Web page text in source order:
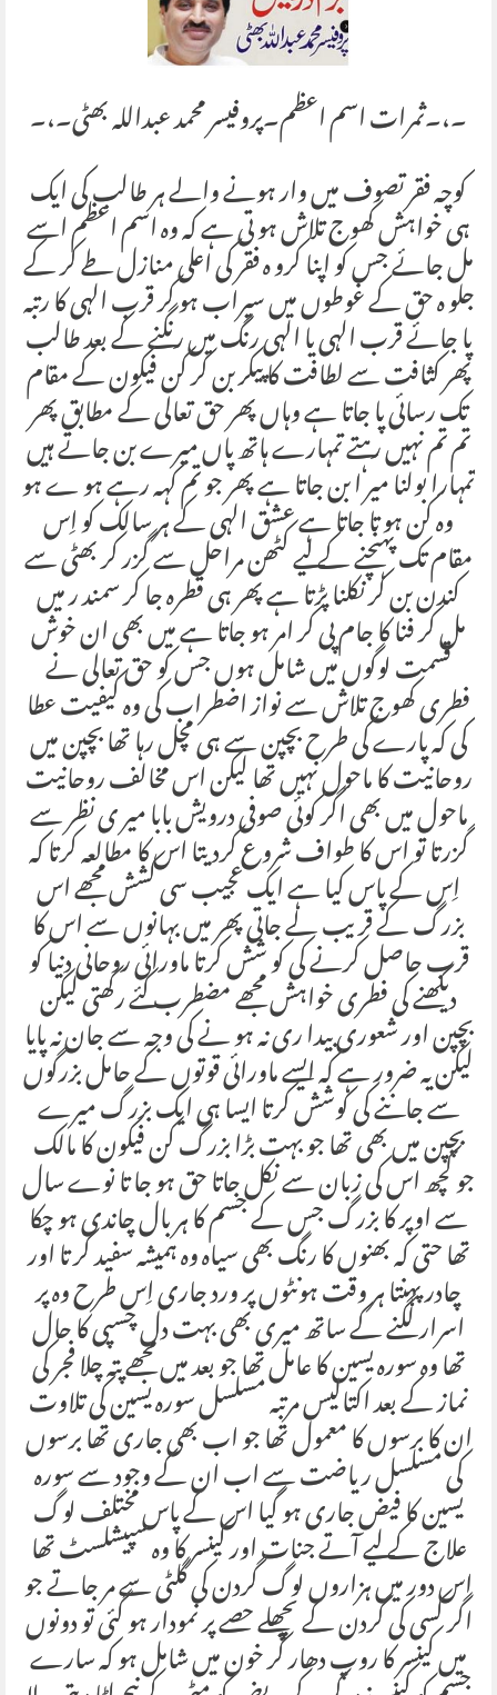
۔،۔ثمرات اسم اعظم۔پروفیسر محمد عبداللہ بھٹی۔،۔
کوچہ فقر تصوف میں وار ہونے والے ہر طالب کی ایک
ہی خواہش کھوج تلاش ہو تی ہے کہ وہ اسم اعظم اسے
مل جائے جس کو اپنا کرو ہ فقر کی اعلی منازل طے کر کے
جلو ہ حق کے غوطوں میں سیراب ہو کر قرب الہی کا رتبہ
پا جائے قرب الہی یا الہی رنگ میں رنگنے کے بعد طالب
پھر کثافت سے لطافت کا پیکر بن کر کن فیکون کے مقام
تک رسائی پا جاتا ہے وہاں پھر حق تعالی کے مطابق پھر
تم تم نہیں رہتے تمہارے ہاتھ پاں میرے بن جاتے ہیں
تمہارا بولنا میر ا بن جاتا ہے پھر جو تم کہہ رہے ہو ے ہو
وہ کن ہو تا جاتا ہے عشق الہی کے ہر سالک کو اِس
مقام تک پہنچنے کے لیے کٹھن مراحل سے گزر کر بھٹی سے
کندن بن کر نکلنا پڑتا ہے پھر ہی قطرہ جا کر سمند ر میں
مل کر فنا کا جام پی کر امر ہو جاتا ہے میں بھی ان خوش
قسمت لوگوں میں شامل ہوں جس کو حق تعالی نے
فطری کھوج تلاش سے نواز اضطراب کی وہ کیفیت عطا
کی کہ پارے کی طرح بچپن سے ہی مچل رہا تھا بچپن میں
روحانیت کا ماحول نہیں تھا لیکن اس مخالف روحانیت
ماحول میں بھی اگر کوئی صوفی درویش بابا میر ی نظر سے
گزرتا تو اس کا طواف شروع کردیتا اس کا مطالعہ کرتا کہ
اِس کے پاس کیا ہے ایک عجیب سی کشش مجھے اس
بزرگ کے قریب لے جاتی پھر میں بہانوں سے اس کا
قرب حاصل کرنے کی کو شش کرتا ماورائی روحانی دنیا کو
دیکھنے کی فطری خواہش مجھے مضطرب کئے رکھتی لیکن
بچپن اور شعوری بیدا ری نہ ہو نے کی وجہ سے جان نہ پایا
لیکن یہ ضرور ہے کہ ایسے ماورائی قوتوں کے حامل بزرگوں
سے جاننے کی کوشش کرتا ایسا ہی ایک بزرگ میرے
بچپن میں بھی تھا جو بہت بڑا بزرگ کن فیکون کا مالک
جو کچھ اس کی زبان سے نکل جاتا حق ہو جا تا نوے سال
سے اوپر کا بزرگ جس کے جسم کا ہر بال چاندی ہو چکا
تھا حتی کہ بھنوں کا رنگ بھی سیاہ وہ ہمیشہ سفید کر تا اور
چادر پہنتا ہر وقت ہونٹوں پر ورد جاری اِس طرح وہ پر
اسرار لگنے کے ساتھ میری بھی بہت دل چسپی کا حال
تھا وہ سورہ یسین کا عامل تھا جو بعد میں مجھے پتہ چلا فجر کی
نماز کے بعد اکتالیس مرتبہ مسلسل سورہ یسین کی تلاوت
ان کا برسوں کا معمول تھا جو اب بھی جاری تھا برسوں
کی مسلسل ریاضت سے اب ان کے وجود سے سورہ
یسین کا فیض جاری ہو گیا اس کے پاس مختلف لوگ
علاج کے لیے آتے جنات اور کینسر کا وہ سپیشلسٹ تھا
اس دور میں ہزاروں لوگ گردن کی گلٹی سے مر جاتے جو
اگر کسی کی گردن کے پچھلے حصے پر نمودار ہو گئی تو دونوں
میں کینسر کا روپ دھار کر خون میں شامل ہو کہ سارے